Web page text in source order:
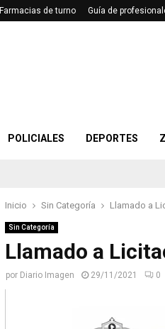
Farmacias de turno Guía de
POLICIALES DEPORTES
Inicio Sin Categoría Llamado a
Sin Categoría
Llamado a
por Diario Imagen 29/11/2021 0